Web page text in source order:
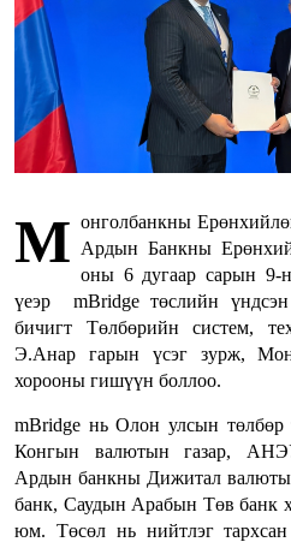
М онголбанкны
Ардын Банкны
оны 6 дугаар сарын 9-
үеэр mBridge төслийн
бичигт Төлбөрийн систем,
Э.Анар гарын үсэг зурж,
хорооны гишүүн боллоо.
mBridge нь Олон улсын
Конгын валютын газар,
Ардын банкны Дижитал
банк, Саудын Арабын Төв банк
юм. Төсөл нь нийтлэг